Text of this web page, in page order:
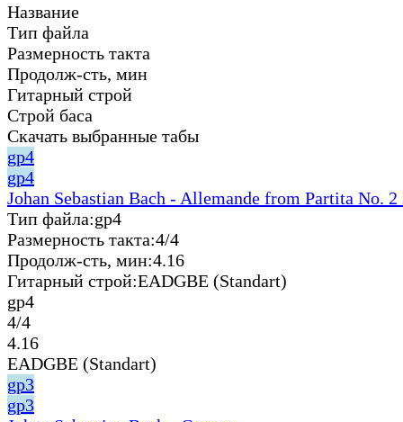
Название
Тип файла
Размерность такта
Продолж-сть, мин
Гитарный строй
Строй баса
Скачать выбранные табы
gp4
gp4
Johan Sebastian Bach - Allemande from Partita No.
Тип файла:gp4
Размерность такта:4/4
Продолж-сть, мин:4.16
Гитарный строй:EADGBE (Standart)
gp4
4/4
4.16
EADGBE (Standart)
gp3
gp3